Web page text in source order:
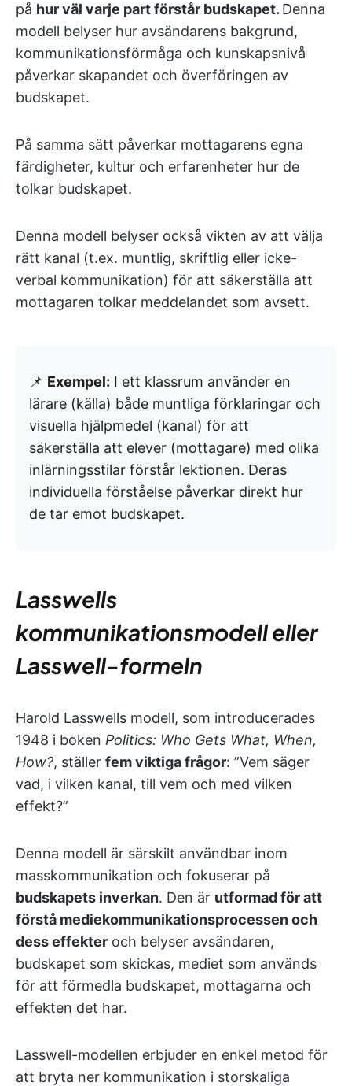
på hur väl varje part förstår budskapet. Denna
modell belyser hur avsändarens bakgrund,
kommunikationsförmåga och kunskapsnivå
påverkar skapandet och överföringen av
budskapet.
På samma sätt påverkar mottagarens egna
färdigheter, kultur och erfarenheter hur de
tolkar budskapet.
Denna modell belyser också vikten av att välja
rätt kanal (t.ex. muntlig, skriftlig eller icke-
verbal kommunikation) för att säkerställa att
mottagaren tolkar meddelandet som avsett.
📌 Exempel: I ett klassrum använder en
lärare (källa) både muntliga förklaringar och
visuella hjälpmedel (kanal) för att
säkerställa att elever (mottagare) med olika
inlärningsstilar förstår lektionen. Deras
individuella förståelse påverkar direkt hur
de tar emot budskapet.
Lasswells
kommunikationsmodell eller
Lasswell-formeln
Harold Lasswells modell, som introducerades
1948 i boken Politics: Who Gets What, When,
How?, ställer fem viktiga frågor: ”Vem säger
vad, i vilken kanal, till vem och med vilken
effekt?”
Denna modell är särskilt användbar inom
masskommunikation och fokuserar på
budskapets inverkan. Den är utformad för att
förstå mediekommunikationsprocessen och
dess effekter och belyser avsändaren,
budskapet som skickas, mediet som används
för att förmedla budskapet, mottagarna och
effekten det har.
Lasswell-modellen erbjuder en enkel metod för
att bryta ner kommunikation i storskaliga